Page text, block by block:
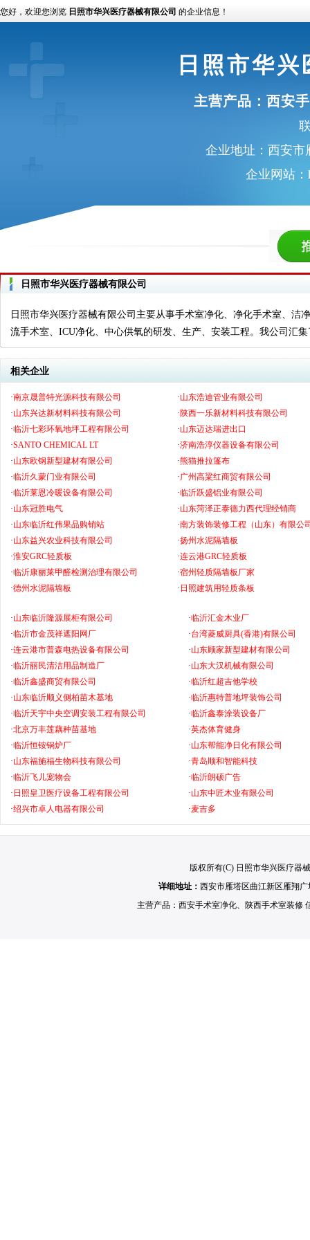
您好，欢迎您浏览 日照市华兴医疗器械有限公司 的企业信息！
日照市华
主营产品： 西安
企业地址：西安市
企业网站：
日照市华兴医疗器械有限公司
日照市华兴医疗器械有限公司主要从事手术室净化、净化手术室、
流手术室、ICU净化、中心供氧的研发、生产、安装工程。我公司汇
相关企业
·南京晟普特光源科技有限公司 ·山东浩迪管业有限公司
·山东兴达新材料科技有限公司 ·陕西一乐新材料科技有限公司
·临沂七彩环氧地坪工程有限公司 ·山东迈达瑞进出口
·SANTO CHEMICAL LT ·济南浩淳仪器设备有限公司
·山东欧钢新型建材有限公司 ·熊猫推拉篷布
·临沂久蒙门业有限公司 ·广州高粱红商贸有限公司
·临沂莱恩冷暖设备有限公司 ·临沂跃盛铝业有限公司
·山东冠胜电气 ·山东菏泽正泰德力西代理经销商
·山东临沂红伟果品购销站 ·南方装饰装修工程（山东）有限公
·山东益兴农业科技有限公司 ·扬州水泥隔墙板
·淮安GRC轻质板 ·连云港GRC轻质板
·临沂康丽莱甲醛检测治理有限公司 ·宿州轻质隔墙板厂家
·德州水泥隔墙板 · 日照建筑用轻质条板
·山东临沂隆源展柜有限公司 ·临沂汇金木业厂
·临沂市金茂祥遮阳网厂 ·台湾菱威厨具(香港)有限公司
·连云港市普森电热设备有限公司 ·山东顾家新型建材有限公司
·临沂丽民清洁用品制造厂 ·山东大汉机械有限公司
·临沂鑫盛商贸有限公司 ·临沂红超吉他学校
·山东临沂顺义侧柏苗木基地 ·临沂惠特普地坪装饰公司
·临沂天宇中央空调安装工程有限公司 ·临沂鑫泰涂装设备厂
·北京万丰莲藕种苗基地 ·英杰体育健身
·临沂恒铵锅炉厂 ·山东帮能净日化有限公司
·山东福施福生物科技有限公司 ·青岛顺和智能科技
·临沂飞儿宠物会 ·临沂朗硕广告
· 日照皇卫医疗设备工程有限公司 ·山东中匠木业有限公司
·绍兴市卓人电器有限公司 ·麦吉多
版权所有(C) 日照市华兴医疗器
详细地址： 西安市雁塔区曲江新区雁翔
主营产品： 西安手术室净化、 陕西手术室装修